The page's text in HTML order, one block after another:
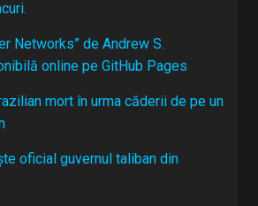
Networks” de Andrew S.
online pe GitHub Pages
mort în urma căderii de pe un
oficial guvernul taliban din